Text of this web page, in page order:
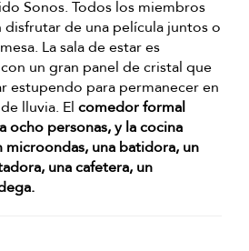
Sonos. Todos los miembros
de una película juntos o
La sala de estar es
un gran panel de cristal que
estupendo para permanecer en
lluvia. El comedor formal
ocho personas, y la cocina
microondas, una batidora, un
una cafetera, un